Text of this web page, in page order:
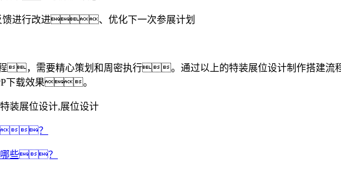
行改进、优化下一次参展计划
程，需要精心策划和周密执行。通过以上的特装展位设计制作搭建
下载效果。
装展位设计,展位设计
？
哪些？